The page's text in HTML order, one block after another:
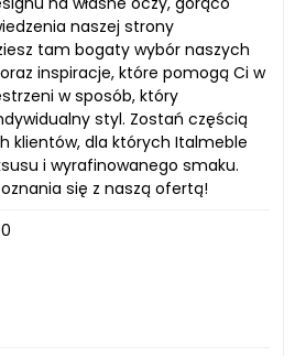
naszej strony
tam bogaty wybór naszych
inspiracje, które pomogą Ci w
w sposób, który
styl. Zostań częścią
klientów, dla których Italmeble
i wyrafinowanego smaku.
się z naszą ofertą!